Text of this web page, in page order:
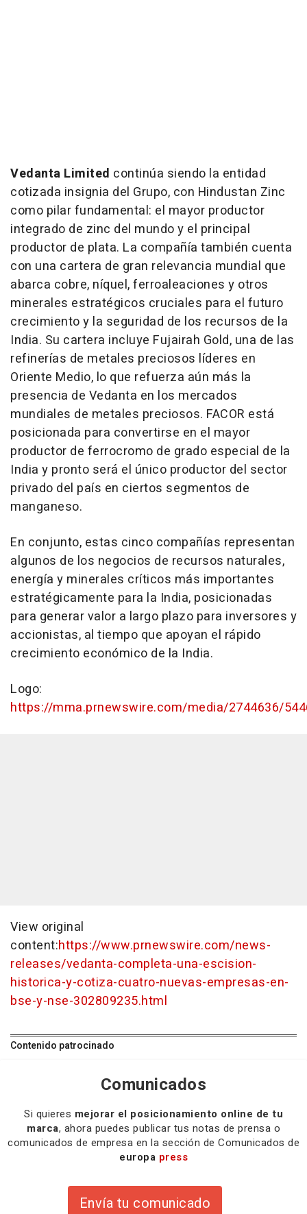
Vedanta Limited continúa siendo la entidad
cotizada insignia del Grupo, con Hindustan Zinc
como pilar fundamental: el mayor productor
integrado de zinc del mundo y el principal
productor de plata. La compañía también cuenta
con una cartera de gran relevancia mundial que
abarca cobre, níquel, ferroaleaciones y otros
minerales estratégicos cruciales para el futuro
crecimiento y la seguridad de los recursos de la
India. Su cartera incluye Fujairah Gold, una de las
refinerías de metales preciosos líderes en
Oriente Medio, lo que refuerza aún más la
presencia de Vedanta en los mercados
mundiales de metales preciosos. FACOR está
posicionada para convertirse en el mayor
productor de ferrocromo de grado especial de la
India y pronto será el único productor del sector
privado del país en ciertos segmentos de
manganeso.
En conjunto, estas cinco compañías representan
algunos de los negocios de recursos naturales,
energía y minerales críticos más importantes
estratégicamente para la India, posicionadas
para generar valor a largo plazo para inversores y
accionistas, al tiempo que apoyan el rápido
crecimiento económico de la India.
Logo:
https://mma.prnewswire.com/media/2744636/
View original
content:https://www.prnewswire.com/news-
releases/vedanta-completa-una-escision-
historica-y-cotiza-cuatro-nuevas-empresas-en-
bse-y-nse-302809235.html
Contenido patrocinado
Comunicados
Si quieres mejorar el posicionamiento online de tu
marca, ahora puedes publicar tus notas de prensa o
comunicados de empresa en la sección de Comunicados de
europa press
Envía tu comunicado